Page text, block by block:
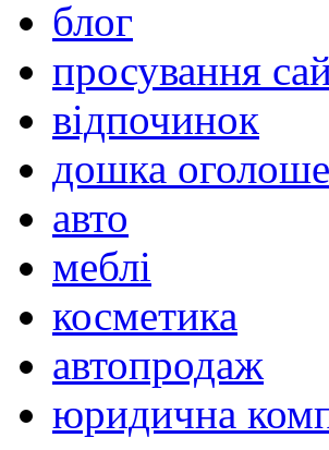
блог
просування
відпочинок
дошка
авто
меблі
косметика
автопродаж
юридична